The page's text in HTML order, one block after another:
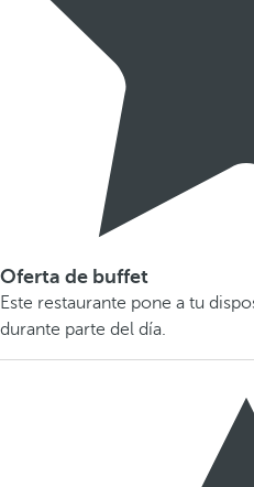
Oferta de buffet
Este restaurante pone a tu
durante parte del día.